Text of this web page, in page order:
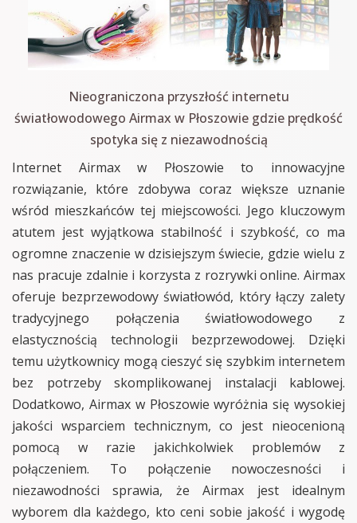
Nieograniczona przyszłość internetu
światłowodowego Airmax w Płoszowie gdzie prędkość
spotyka się z niezawodnością
Internet Airmax w Płoszowie to innowacyjne
rozwiązanie, które zdobywa coraz większe uznanie
wśród mieszkańców tej miejscowości. Jego kluczowym
atutem jest wyjątkowa stabilność i szybkość, co ma
ogromne znaczenie w dzisiejszym świecie, gdzie wielu z
nas pracuje zdalnie i korzysta z rozrywki online. Airmax
oferuje bezprzewodowy światłowód, który łączy zalety
tradycyjnego połączenia światłowodowego z
elastycznością technologii bezprzewodowej. Dzięki
temu użytkownicy mogą cieszyć się szybkim internetem
bez potrzeby skomplikowanej instalacji kablowej.
Dodatkowo, Airmax w Płoszowie wyróżnia się wysokiej
jakości wsparciem technicznym, co jest nieocenioną
pomocą w razie jakichkolwiek problemów z
połączeniem. To połączenie nowoczesności i
niezawodności sprawia, że Airmax jest idealnym
wyborem dla każdego, kto ceni sobie jakość i wygodę